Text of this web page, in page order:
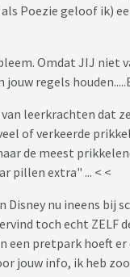
Poezie geloof ik)
Omdat JIJ niet
jouw regels
leerkrachten dat
of verkeerde
de meest
pillen extra" ... < <
Disney nu ineens
toch echt ZELF
een pretpark hoeft
jouw info, ik heb